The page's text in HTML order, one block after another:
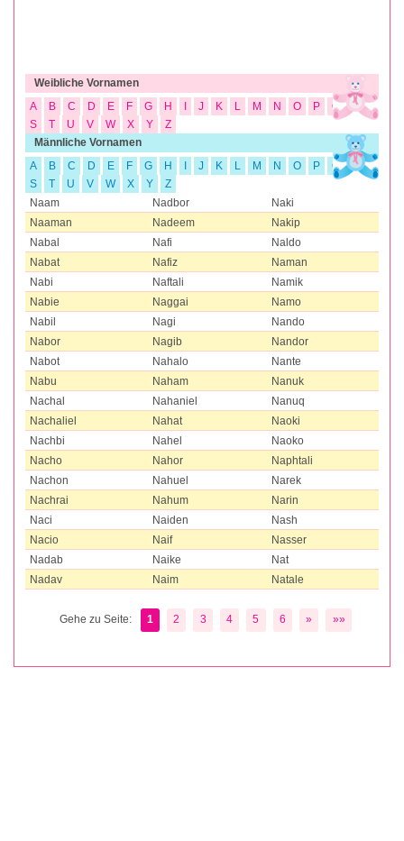
Weibliche Vornamen
A
B C D E F G H I J K L M N O P Q
R
S
T U V W X Y
Z
Männliche Vornamen
A
B C D E F G H I J K L M N O P Q
R
S
T U V W X Y
Z
Naam
Nadbor
Naki
Naaman
Nadeem
Nakip
Nabal
Nafi
Naldo
Nabat
Nafiz
Naman
Nabi
Naftali
Namik
Nabie
Naggai
Namo
Nabil
Nagi
Nando
Nabor
Nagib
Nandor
Nabot
Nahalo
Nante
Nabu
Naham
Nanuk
Nachal
Nahaniel
Nanuq
Nachaliel
Nahat
Naoki
Nachbi
Nahel
Naoko
Nacho
Nahor
Naphtali
Nachon
Nahuel
Narek
Nachrai
Nahum
Narin
Naci
Naiden
Nash
Nacio
Naif
Nasser
Nadab
Naike
Nat
Nadav
Naim Natale
Gehe zu Seite: 1 2 3 4 5 6 » »»